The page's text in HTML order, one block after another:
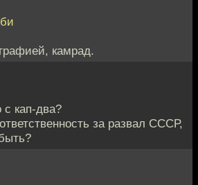
камрад.
с кап-два?
за развал СССР,